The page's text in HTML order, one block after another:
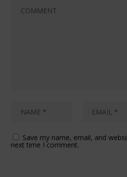
Save my name, email, and
next time I comment.